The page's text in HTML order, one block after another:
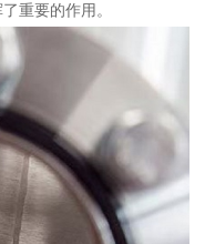
重要的作用。